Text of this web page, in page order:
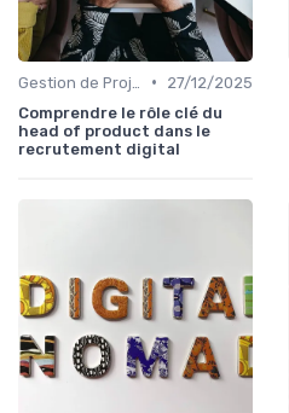
•
27/12/2025
Comprendre le rôle clé du
head of product dans le
recrutement digital